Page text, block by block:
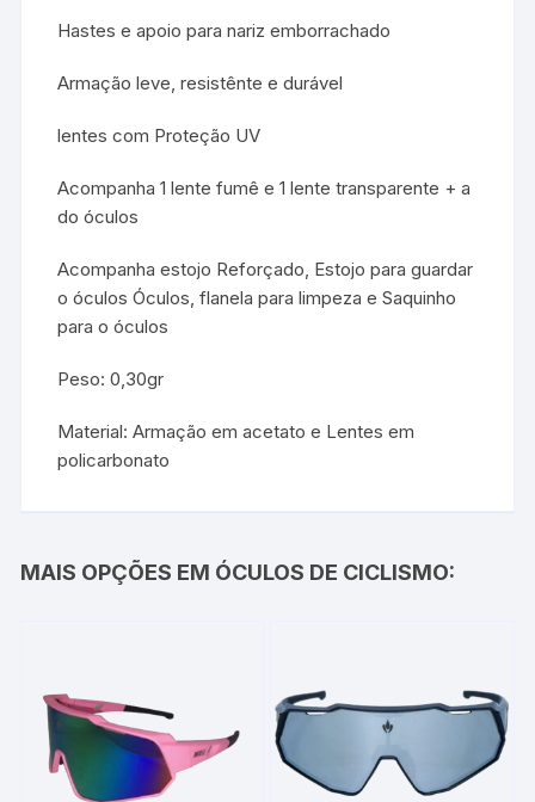
Hastes e apoio para nariz emborrachado
Armação leve, resistênte e durável
lentes com Proteção UV
Acompanha 1 lente fumê e 1 lente transparente + a
do óculos
Acompanha estojo Reforçado, Estojo para guardar
o óculos Óculos, flanela para limpeza e Saquinho
para o óculos
Peso: 0,30gr
Material: Armação em acetato e Lentes em
policarbonato
MAIS OPÇÕES EM ÓCULOS DE CICLISMO: